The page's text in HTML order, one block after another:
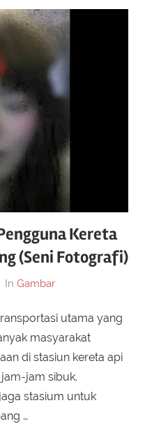
Kereta
(Seni Fotografi)
In Gambar
utama yang
masyarakat
di stasiun kereta api
jam sibuk.
stasium untuk
…